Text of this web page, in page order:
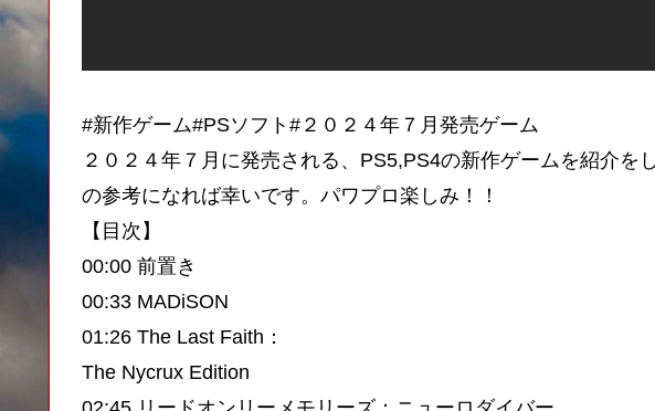
#新作ゲーム#PSソフト#２０２４年７月発売ゲーム
２０２４年７月に発売される、PS5,PS4の新作ゲームを紹介を
の参考になれば幸いです。パワプロ楽しみ！！
【目次】
00:00 前置き
00:33 MADiSON
01:26 The Last Faith：
The Nycrux Edition